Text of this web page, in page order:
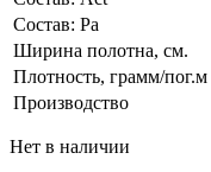
Состав: Pa
Ширина полотна, см.
Плотность, грамм/пог.м
Производство
Нет в наличии